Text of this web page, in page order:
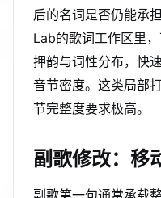
后的名词是否仍能承
Lab的歌词工作区里
押韵与词性分布，快
音节密度。这类局部
节完整度要求极高。
副歌修改：移
副歌第一句通常承载